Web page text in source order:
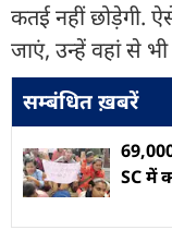
कतई नहीं छोड़ेगी.
जाएं, उन्हें वहां से
सम्बंधित ख़बरें
SC में